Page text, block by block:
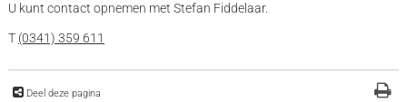
U kunt contact opnemen met Stefan Fiddelaar.
T (0341) 359 611
Deel deze pagina